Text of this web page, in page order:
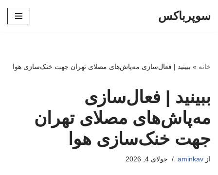
سوپرباکس
خانه » ببینید | فعال‌سازی مه‌پاش‌های مصلای تهران جهت خنک‌سازی هوا
ببینید | فعال‌سازی
مه‌پاش‌های مصلای تهران
جهت خنک‌سازی هوا
از aminkav جولای 4, 2026